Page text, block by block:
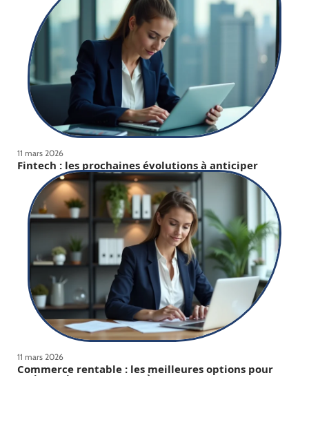
11 mars 2026
Fintech : les prochaines évolutions à anticiper
11 mars 2026
Commerce rentable : les meilleures options pour
un investissement prospère